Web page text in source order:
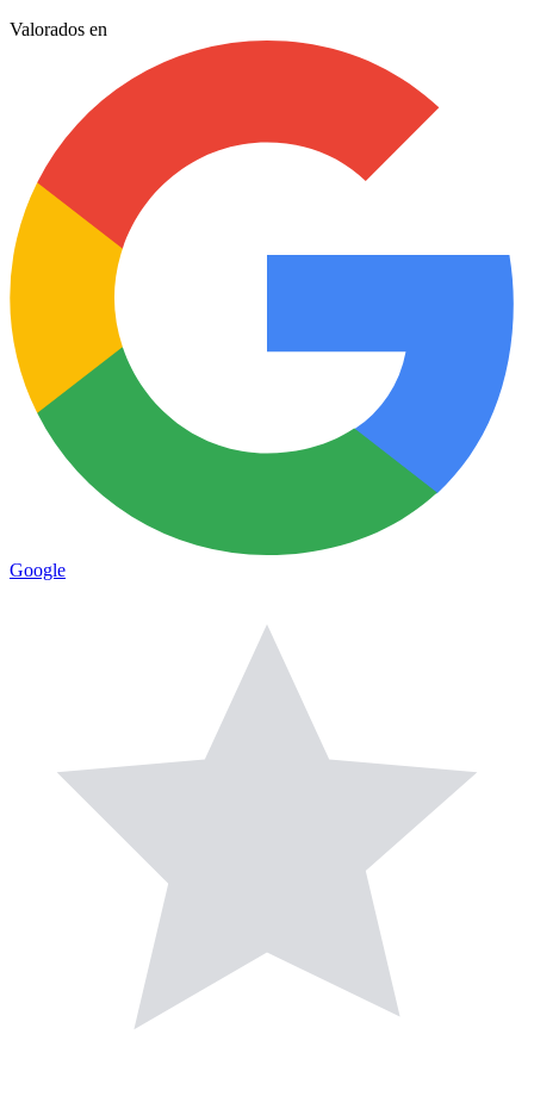
Valorados en
Google